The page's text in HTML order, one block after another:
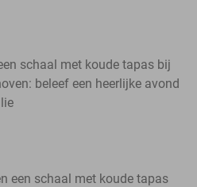
schaal met koude tapas bij
beleef een heerlijke avond
een schaal met koude tapas